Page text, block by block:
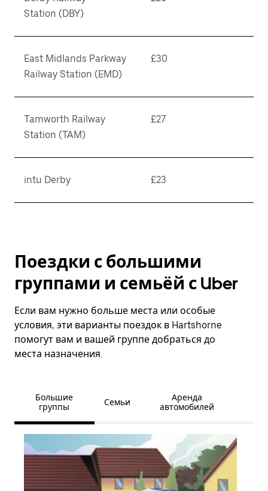
Station (DBY)
East Midlands Parkway
Railway Station (EMD)
£30
Tamworth Railway
Station (TAM)
£27
intu Derby £23
Поездки с большими
группами и семьёй с Uber
Если вам нужно больше места или особые
условия, эти варианты поездок в Hartshorne
помогут вам и вашей группе добраться до
места назначения.
Большие
группы
Семьи
Аренда
автомобилей